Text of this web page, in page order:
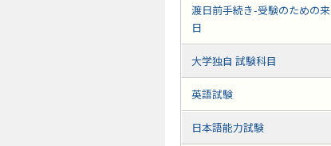
渡日前手続き-受験のための来
日
大学独自 試験科目
英語試験
日本語能力試験